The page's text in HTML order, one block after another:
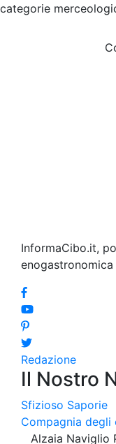
categorie
InformaCibo.it,
Redazione
Il Nostro
Sfizioso Saporie
Compagnia degli
Alzaia Naviglio